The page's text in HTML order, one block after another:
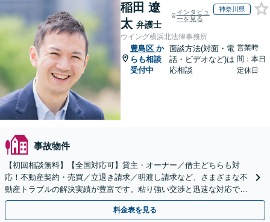
稲田 遼
太 弁護士
インタビュ
ーを見る
神奈川県
ウイング横浜北法律事務所
豊島区 か
らも相談
受付中
面談方法(対面・電
話・ビデオなど)は
応相談
営業時
間：本日
定休日
事故物件
【初回相談無料】【全国対応可】貸主・オーナー／借主どちらも対
応！不動産契約・売買／立退き請求／明渡し請求など、さまざまな不
動産トラブルの解決実績が豊富です。粘り強い交渉と迅速な対応で、
最善の解決を目指します【Web・電話相談可】
料金表を見る